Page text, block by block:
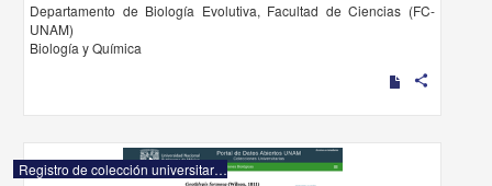
Departamento de Biología Evolutiva, Facultad de Ciencias (FC-
UNAM)
Biología y Química
share
Registro de colección universitaria